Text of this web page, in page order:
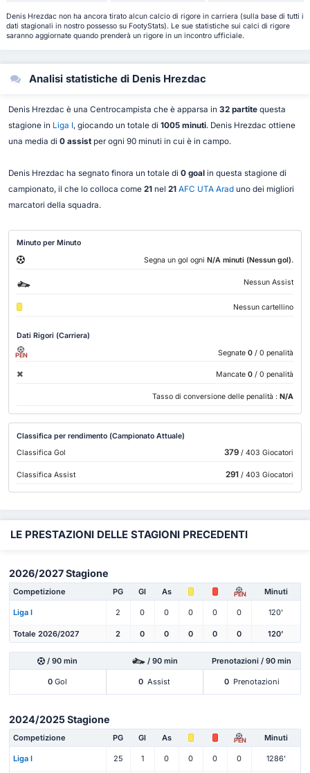
Denis Hrezdac non ha ancora tirato alcun calcio di rigore in carriera (sulla base di tutti i
dati stagionali in nostro possesso su FootyStats). Le sue statistiche sui calci di rigore
saranno aggiornate quando prenderà un rigore in un incontro ufficiale.
Analisi statistiche di Denis Hrezdac
Denis Hrezdac è una Centrocampista che è apparsa in 32 partitequesta
stagione in Liga I, giocando un totale di 1005 minuti. Denis Hrezdac ottiene
una media di 0 assistper ogni 90 minuti in cui è in campo.
Denis Hrezdac ha segnato finora un totale di 0 goalin questa stagione di
campionato, il che lo colloca come 21nel 21 AFC UTA Araduno dei migliori
marcatori della squadra.
Minuto per Minuto
Segna un gol ogni N/A minuti (Nessun gol).
Nessun Assist
Nessun cartellino
Dati Rigori (Carriera)
PEN Segnate 0 / 0 penalità
Mancate 0 / 0 penalità
Tasso di conversione delle penalità : N/A
Classifica per rendimento (Campionato Attuale)
Classifica Gol
379/ 403 Giocatori
Classifica Assist 291 / 403 Giocatori
LE PRESTAZIONI DELLE STAGIONI PRECEDENTI
2026/2027 Stagione
Competizione PG Gl As PEN Minuti
Liga I 2 0 0 0 0 0 120'
Totale 2026/2027 2 0 0 0 0 0 120'
/ 90 min / 90 min Prenotazioni / 90 min
0 Gol 0 Assist 0 Prenotazioni
2024/2025 Stagione
Competizione PG Gl As PEN Minuti
Liga I 25 1 0 0 0 0 1286'